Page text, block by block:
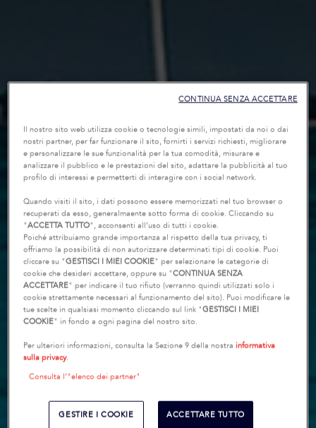
Il nostro sito web utilizza cookie o tecnologie simili, impostati da noi o dai
nostri partner, per far funzionare il sito, fornirti i servizi richiesti, migliorare
e personalizzare le sue funzionalità per la tua comodità, misurare e
analizzare il pubblico e le prestazioni del sito, adattare la pubblicità al tuo
profilo di interessi e permetterti di interagire con i social network.
Quando visiti il sito, i dati possono essere memorizzati nel tuo browser o
recuperati da esso, generalmaente sotto forma di cookie. Cliccando su
"ACCETTA TUTTO", acconsenti all’uso di tutti i cookie.
Poiché attribuiamo grande importanza al rispetto della tua privacy, ti
offriamo la possibilità di non autorizzare determinati tipi di cookie. Puoi
cliccare su "GESTISCI I MIEI COOKIE" per selezionare le categorie di
cookie che desideri accettare, oppure su "CONTINUA SENZA
ACCETTARE" per indicare il tuo rifiuto (verranno quindi utilizzati solo i
cookie strettamente necessari al funzionamento del sito). Puoi modificare le
tue scelte in qualsiasi momento cliccando sul link "GESTISCI I MIEI
COOKIE" in fondo a ogni pagina del nostro sito.
Per ulteriori informazioni, consulta la Sezione 9 della nostra informativa
sulla privacy.
Consulta l’"elenco dei partner"
GESTIRE I COOKIE ACCETTARE TUTTO
CONTINUA SENZA ACCETTARE